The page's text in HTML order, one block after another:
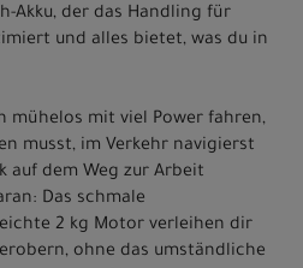
Akku, der das Handling für
und alles bietet, was du in
mühelos mit viel Power fahren,
musst, im Verkehr navigierst
auf dem Weg zur Arbeit
Das schmale
2 kg Motor verleihen dir
ohne das umständliche